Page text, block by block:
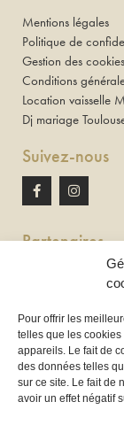
Pour offrir les
telles que les
appareils. Le fait de
des données telles
sur ce site. Le fait de
avoir un effet négatif
Mentions légales
Politique de
Gestion des cookies
Conditions
Location vaisselle
Dj mariage
Suivez-nous
Partenaires
Newton
Location de tireuse
Les Frères